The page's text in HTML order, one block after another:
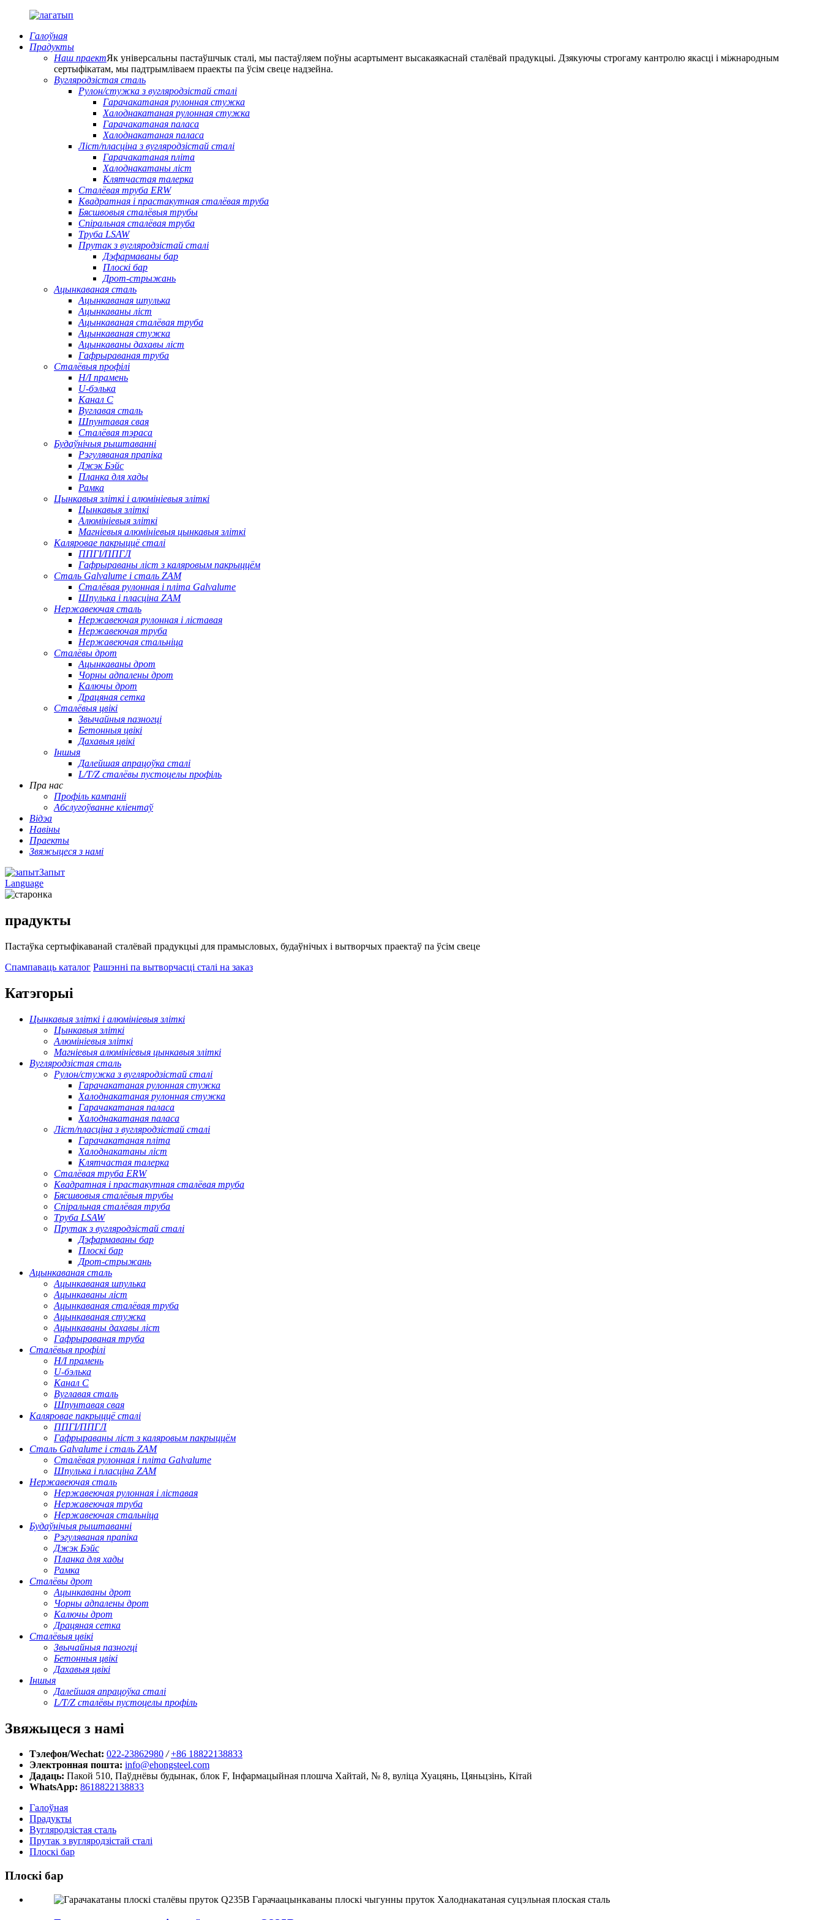
Галоўная
Прадукты
Наш праектЯк універсальны пастаўшчык сталі, мы пастаўляем поўны асартымент высакаякаснай сталёвай прадукцыі. Дзякуючы строгаму кантролю якасці і міжнародным
сертыфікатам, мы падтрымліваем праекты па ўсім свеце надзейна.
Вугляродзістая сталь
Рулон/стужка з вугляродзістай сталі
Гарачакатаная рулонная стужка
Халоднакатаная рулонная стужка
Гарачакатаная паласа
Халоднакатаная паласа
Ліст/пласціна з вугляродзістай сталі
Гарачакатаная пліта
Халоднакатаны ліст
Клятчастая талерка
Сталёвая труба ERW
Квадратная і прастакутная сталёвая труба
Бясшвовыя сталёвыя трубы
Спіральная сталёвая труба
Труба LSAW
Прутак з вугляродзістай сталі
Дэфармаваны бар
Плоскі бар
Дрот-стрыжань
Ацынкаваная сталь
Ацынкаваная шпулька
Ацынкаваны ліст
Ацынкаваная сталёвая труба
Ацынкаваная стужка
Ацынкаваны дахавы ліст
Гафрыраваная труба
Сталёвыя профілі
H/I прамень
U-бэлька
Канал C
Вуглавая сталь
Шпунтавая свая
Сталёвая тэраса
Будаўнічыя рыштаванні
Рэгуляваная прапіка
Джэк Бэйс
Планка для хады
Рамка
Цынкавыя зліткі і алюмініевыя зліткі
Цынкавыя зліткі
Алюмініевыя зліткі
Магніевыя алюмініевыя цынкавыя зліткі
Каляровае пакрыццё сталі
ППГІ/ППГЛ
Гафрыраваны ліст з каляровым пакрыццём
Сталь Galvalume і сталь ZAM
Сталёвая рулонная і пліта Galvalume
Шпулька і пласціна ZAM
Нержавеючая сталь
Нержавеючая рулонная і ліставая
Нержавеючая труба
Нержавеючая стальніца
Сталёвы дрот
Ацынкаваны дрот
Чорны адпалены дрот
Калючы дрот
Драцяная сетка
Сталёвыя цвікі
Звычайныя пазногці
Бетонныя цвікі
Дахавыя цвікі
Іншыя
Далейшая апрацоўка сталі
L/T/Z сталёвы пустоцелы профіль
Пра нас
Профіль кампаніі
Абслугоўванне кліентаў
Відэа
Навіны
Праекты
Звяжыцеся з намі
Запыт
Language
прадукты
Пастаўка сертыфікаванай сталёвай прадукцыі для прамысловых, будаўнічых і вытворчых праектаў па ўсім свеце
Спампаваць каталог Рашэнні па вытворчасці сталі на заказ
Катэгорыі
Цынкавыя зліткі і алюмініевыя зліткі
Цынкавыя зліткі
Алюмініевыя зліткі
Магніевыя алюмініевыя цынкавыя зліткі
Вугляродзістая сталь
Рулон/стужка з вугляродзістай сталі
Гарачакатаная рулонная стужка
Халоднакатаная рулонная стужка
Гарачакатаная паласа
Халоднакатаная паласа
Ліст/пласціна з вугляродзістай сталі
Гарачакатаная пліта
Халоднакатаны ліст
Клятчастая талерка
Сталёвая труба ERW
Квадратная і прастакутная сталёвая труба
Бясшвовыя сталёвыя трубы
Спіральная сталёвая труба
Труба LSAW
Прутак з вугляродзістай сталі
Дэфармаваны бар
Плоскі бар
Дрот-стрыжань
Ацынкаваная сталь
Ацынкаваная шпулька
Ацынкаваны ліст
Ацынкаваная сталёвая труба
Ацынкаваная стужка
Ацынкаваны дахавы ліст
Гафрыраваная труба
Сталёвыя профілі
H/I прамень
U-бэлька
Канал C
Вуглавая сталь
Шпунтавая свая
Каляровае пакрыццё сталі
ППГІ/ППГЛ
Гафрыраваны ліст з каляровым пакрыццём
Сталь Galvalume і сталь ZAM
Сталёвая рулонная і пліта Galvalume
Шпулька і пласціна ZAM
Нержавеючая сталь
Нержавеючая рулонная і ліставая
Нержавеючая труба
Нержавеючая стальніца
Будаўнічыя рыштаванні
Рэгуляваная прапіка
Джэк Бэйс
Планка для хады
Рамка
Сталёвы дрот
Ацынкаваны дрот
Чорны адпалены дрот
Калючы дрот
Драцяная сетка
Сталёвыя цвікі
Звычайныя пазногці
Бетонныя цвікі
Дахавыя цвікі
Іншыя
Далейшая апрацоўка сталі
L/T/Z сталёвы пустоцелы профіль
Звяжыцеся з намі
Тэлефон/Wechat: 022-23862980 / +86 18822138833
Электронная пошта: info@ehongsteel.com
Дадаць: Пакой 510, Паўднёвы будынак, блок F, Інфармацыйная плошча Хайтай, № 8, вуліца Хуацянь, Цяньцзінь, Кітай
WhatsApp: 8618822138833
Галоўная
Прадукты
Вугляродзістая сталь
Прутак з вугляродзістай сталі
Плоскі бар
Плоскі бар